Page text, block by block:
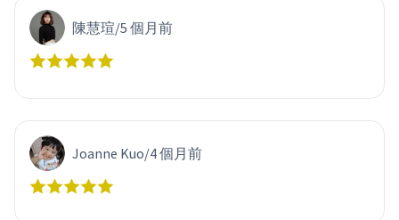
陳慧瑄/5 個月前
Joanne Kuo/4 個月前